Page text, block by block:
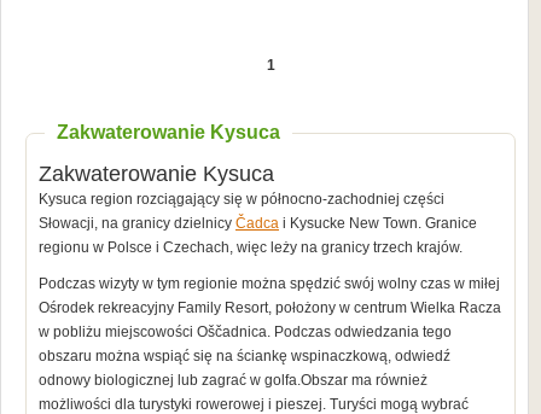
1
Zakwaterowanie Kysuca
Zakwaterowanie Kysuca
Kysuca region rozciągający się w północno-zachodniej części
Słowacji, na granicy dzielnicy Čadca i Kysucke New Town. Granice
regionu w Polsce i Czechach, więc leży na granicy trzech krajów.
Podczas wizyty w tym regionie można spędzić swój wolny czas w miłej
Ośrodek rekreacyjny Family Resort, położony w centrum Wielka Racza
w pobliżu miejscowości Oščadnica. Podczas odwiedzania tego
obszaru można wspiąć się na ściankę wspinaczkową, odwiedź
odnowy biologicznej lub zagrać w golfa.Obszar ma również
możliwości dla turystyki rowerowej i pieszej. Turyści mogą wybrać